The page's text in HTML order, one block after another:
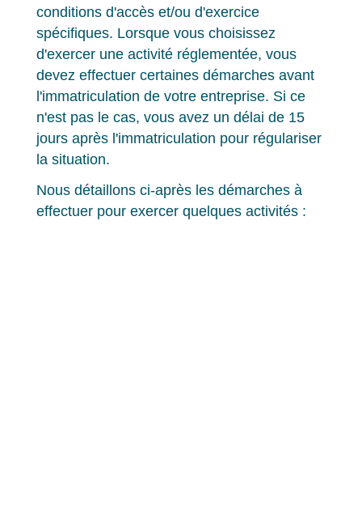
conditions d'accès et/ou d'exercice
spécifiques. Lorsque vous choisissez
d'exercer une activité réglementée, vous
devez effectuer certaines démarches avant
l'immatriculation de votre entreprise. Si ce
n'est pas le cas, vous avez un délai de 15
jours après l'immatriculation pour régulariser
la situation.
Nous détaillons ci-après les démarches à
effectuer pour exercer quelques activités :